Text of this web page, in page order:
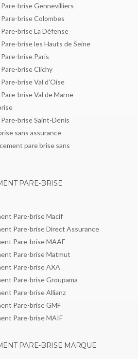
brise Gennevilliers
brise Colombes
brise La Défense
brise les Hauts de Seine
brise Paris
brise Clichy
brise Val d’Oise
brise Val de Marne
brise Saint-Denis
sans assurance
pare brise sans
PARE-BRISE
Pare-brise Macif
Pare-brise Direct Assurance
Pare-brise MAAF
Pare-brise Matmut
Pare-brise AXA
Pare-brise Groupama
Pare-brise Allianz
Pare-brise GMF
Pare-brise MAIF
PARE-BRISE MARQUE